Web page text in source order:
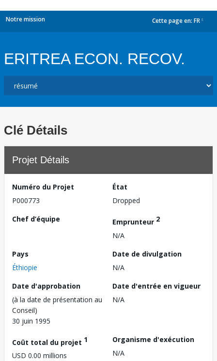
Notre mission Cette page en: FR
ERITREA ECON. RECOV.
Clé Détails
Projet Détails
Numéro du Projet
P000773
État
Dropped
Chef d’équipe
Emprunteur 2
N/A
Pays
Éthiopie
Date de divulgation
N/A
Date d'approbation
(à la date de présentation au
Conseil)
30 juin 1995
Date d'entrée en vigueur
N/A
Coût total du projet 1
USD 0.00 millions
Organisme d'exécution
N/A